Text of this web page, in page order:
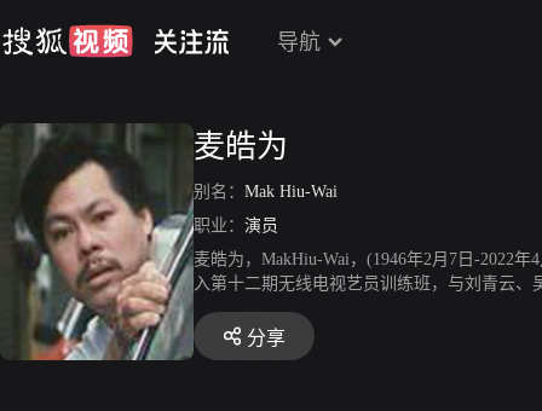
导航
麦皓为
别名： Mak Hiu-Wai
职业： 演员
麦皓为，MakHiu-Wai，(1946年2月7日-2022
入第十二期无线电视艺员训练班，与刘青云
身电视圈。麦皓为于1995年转至新加坡电视
分享